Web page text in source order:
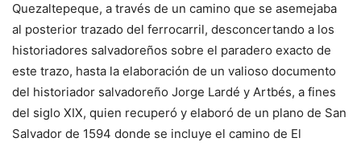
Quezaltepeque, a través de un camino que se asemejaba
al posterior trazado del ferrocarril, desconcertando a los
historiadores salvadoreños sobre el paradero exacto de
este trazo, hasta la elaboración de un valioso documento
del historiador salvadoreño Jorge Lardé y Artbés, a fines
del siglo XIX, quien recuperó y elaboró de un plano de San
Salvador de 1594 donde se incluye el camino de El